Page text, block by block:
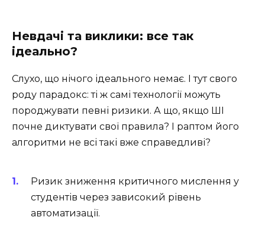
Невдачі та виклики: все так
ідеально?
Слухо, що нічого ідеального немає. І тут свого
роду парадокс: ті ж самі технології можуть
породжувати певні ризики. А що, якщо ШІ
почне диктувати свої правила? І раптом його
алгоритми не всі такі вже справедливі?
Ризик зниження критичного мислення у
студентів через зависокий рівень
автоматизації.